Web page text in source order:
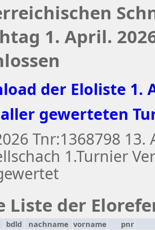
1. April.
der Eloliste 1.
gewerteten
Tnr:1368798
1.Turnier
Liste der
bdld nachname vorname
pnr